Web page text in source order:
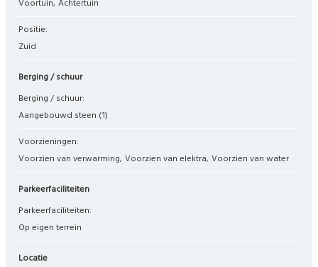
Voortuin Achtertuin
Positie:
Zuid
Berging / schuur
Berging / schuur:
Aangebouwd steen (1)
Voorzieningen:
Voorzien van verwarming Voorzien van elektra Voorzien van water
Parkeerfaciliteiten
Parkeerfaciliteiten:
Op eigen terrein
Locatie